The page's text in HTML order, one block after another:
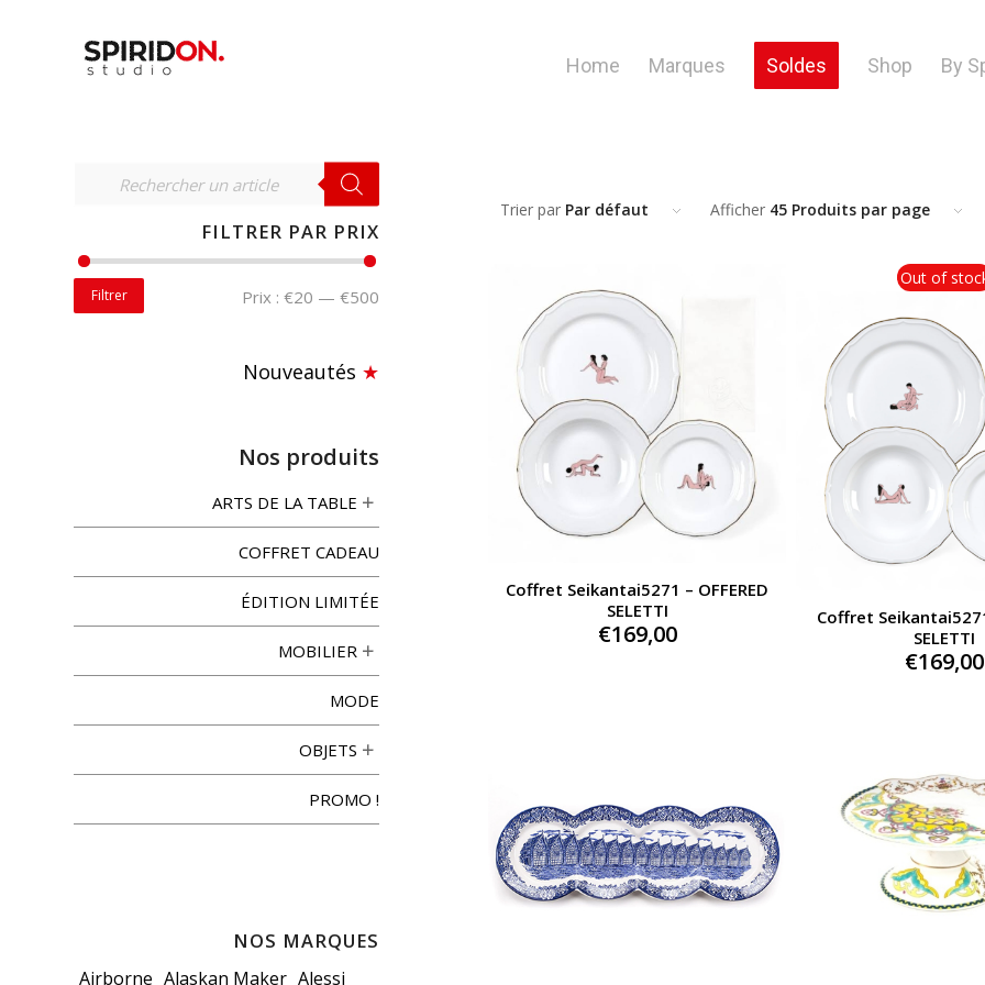
Home Marques Soldes Shop By
Trier par Par défaut Afficher 45 Produits par page
Coffret Seikantai5271 – OFFERED
SELETTI
€169,00
Out of
Coffret
SELETTI
€169,00
RECHERCHER
FILTRER PAR PRIX
Filtrer Prix : €20 — €500
Nouveautés ★
Nos produits
ARTS DE LA TABLE
COFFRET CADEAU
ÉDITION LIMITÉE
MOBILIER
MODE
OBJETS
PROMO !
NOS MARQUES
Airborne Alaskan Maker Alessi